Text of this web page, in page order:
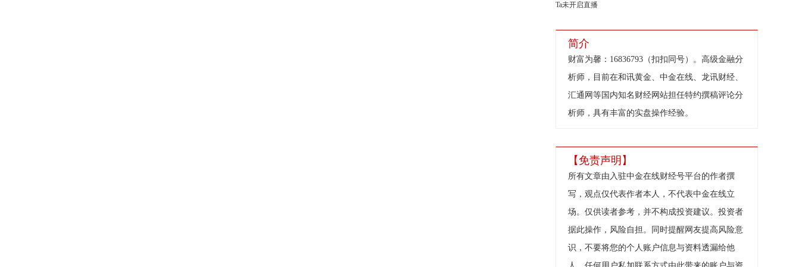
Ta未开启直播
简介
财富为馨：16836793（扣扣同号）。高级金融分
析师，目前在和讯黄金、中金在线、龙讯财经、
汇通网等国内知名财经网站担任特约撰稿评论分
析师，具有丰富的实盘操作经验。
【免责声明】
所有文章由入驻中金在线财经号平台的作者撰
写，观点仅代表作者本人，不代表中金在线立
场。仅供读者参考，并不构成投资建议。投资者
据此操作，风险自担。同时提醒网友提高风险意
识，不要将您的个人账户信息与资料透漏给他